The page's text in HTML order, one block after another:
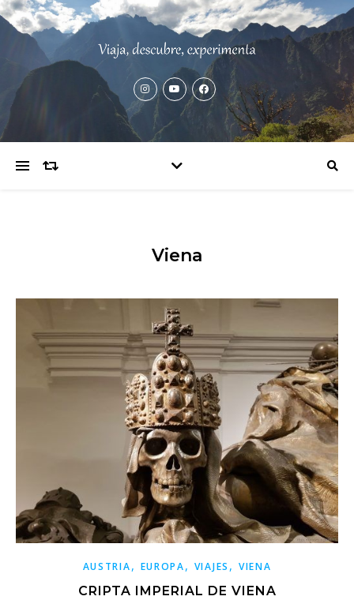
Viena
AUSTRIA, EUROPA, VIAJES , VIENA
CRIPTA IMPERIAL DE VIENA